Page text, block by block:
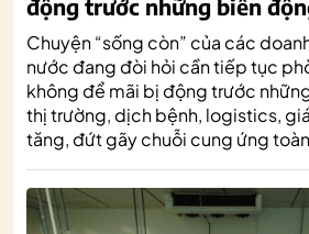
động trước những biến
Chuyện “sống còn” của các
nước đang đòi hỏi cần tiếp tục
không để mãi bị động trước
thị trường, dịch bệnh, logistics,
tăng, đứt gãy chuỗi cung ứng